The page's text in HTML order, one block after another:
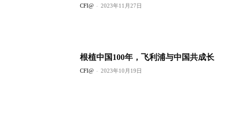
CFI@ - 2023年11月27日
根植中国100年，飞利浦与中国共成长
CFI@ - 2023年10月19日